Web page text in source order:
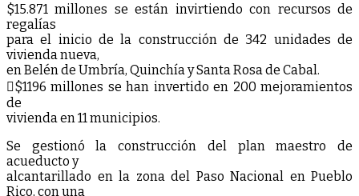
$15.871 millones se están invirtiendo con recursos de
regalías
para el inicio de la construcción de 342 unidades de
vivienda nueva,
en Belén de Umbría, Quinchía y Santa Rosa de Cabal.
$1196 millones se han invertido en 200 mejoramientos
de
vivienda en 11 municipios.
Se gestionó la construcción del plan maestro de
acueducto y
alcantarillado en la zona del Paso Nacional en Pueblo
Rico, con una